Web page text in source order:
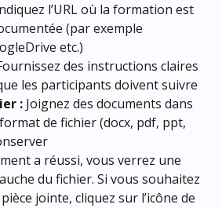
l’URL où la formation est
(par exemple
etc.)
des instructions claires
les participants doivent suivre
: Joignez des documents dans
de fichier (docx, pdf, ppt,
a réussi, vous verrez une
du fichier. Si vous souhaitez
jointe, cliquez sur l’icône de